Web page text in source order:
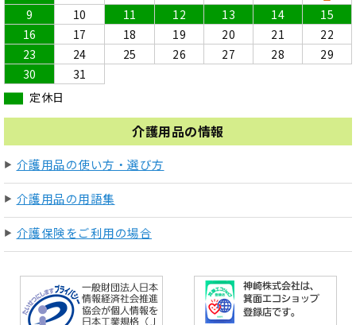
9
10 11 12 13 14
15
16
17 18 19 20 21
22
23
24 25 26 27 28
29
30
31
定休日
介護用品の情報
介護用品の使い方・選び方
介護用品の用語集
介護保険をご利用の場合